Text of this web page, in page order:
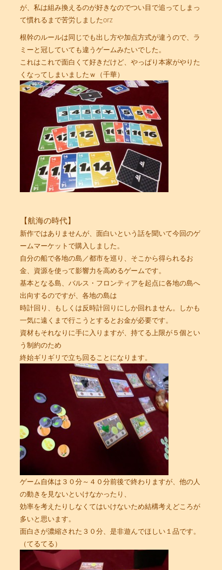
が、私は組み換えるのが好きなのでつい目で追ってしまっ
て慣れるまで苦労しましたorz
根幹のルールは同じでも出し方や加点方式が違うので、ラ
ミーと冠していても違うゲームみたいでした。
これはこれで面白くて好きだけど、やっぱり本家がやりた
くなってしまいましたｗ（千華）
【航海の時代】
新作ではありませんが、面白いという話を聞いて今回のゲ
ームマーケットで購入しました。
自分の船で各地の島／都市を巡り、そこから得られるお
金、資源を使って影響力を高めるゲームです。
基本となる島、バルス・フロンティアを起点に各地の島へ
出向するのですが、各地の島は
時計回り、もしくは反時計回りにしか回れません。しかも
一気に遠くまで行こうとするとお金が必要です。
資材もそれなりに手に入りますが、持てる上限が５個とい
う制約のため
終始ギリギリで立ち回ることになります。
ゲーム自体は３０分～４０分前後で終わりますが、他の人
の動きを見ないといけなかったり、
効率を考えたりしなくてはいけないため結構考えどころが
多いと思います。
面白さが濃縮された３０分、是非遊んでほしい１品です。
（てるてる）